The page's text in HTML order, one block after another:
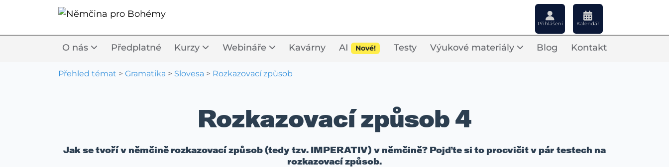
Přihlášení Kalendář
O nás Předplatné Kurzy Webináře Kavárny AI Nové! Testy Výukové materiály Blog Kontakt
Přehled témat > Gramatika > Slovesa > Rozkazovací způsob
Rozkazovací způsob 4
Jak se tvoří v němčině rozkazovací způsob (tedy tzv. IMPERATIV) v němčině? Pojďte si to procvičit v pár testech na
rozkazovací způsob.